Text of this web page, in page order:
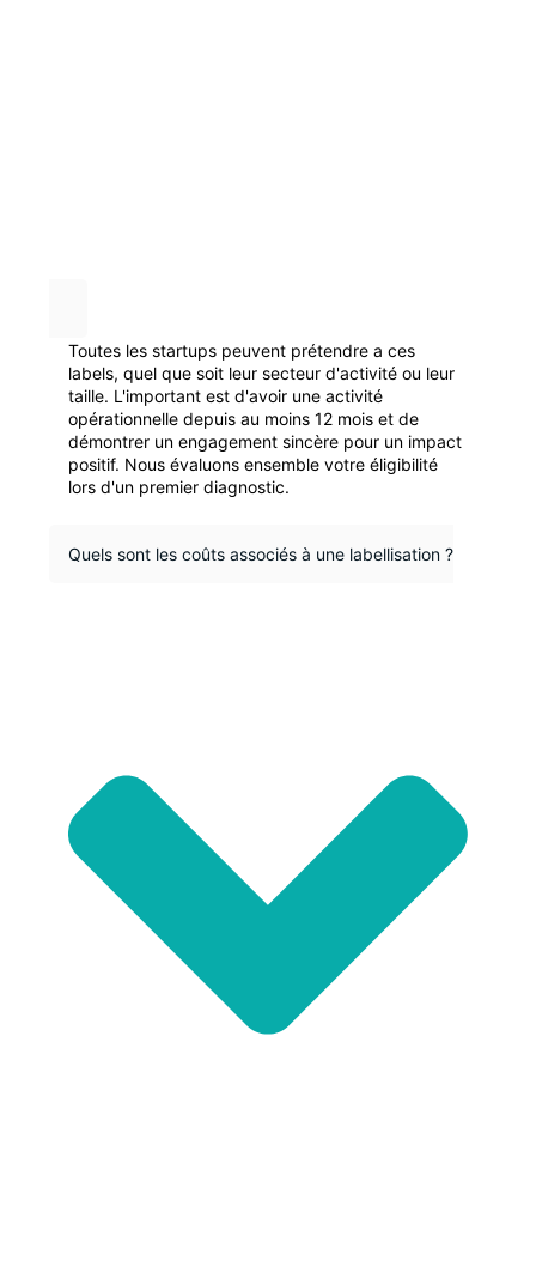
Toutes les startups peuvent prétendre a ces
labels, quel que soit leur secteur d'activité ou leur
taille. L'important est d'avoir une activité
opérationnelle depuis au moins 12 mois et de
démontrer un engagement sincère pour un impact
positif. Nous évaluons ensemble votre éligibilité
lors d'un premier diagnostic.
Quels sont les coûts associés à une labellisation ?